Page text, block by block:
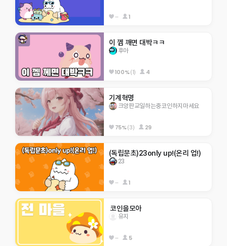
-- 1
이 껨 깨면 대박ㅋㅋ
후아
100%(1) 4
기계혁명
크앙판교일하는중코인하지마세요
75%(3) 29
(독립문초)23only up!(온리 업!)
23
-- 1
코인을모아
유지
-- 5